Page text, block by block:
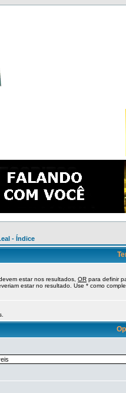
- Índice
estar nos resultados, OR para definir
estar no resultado. Use * como